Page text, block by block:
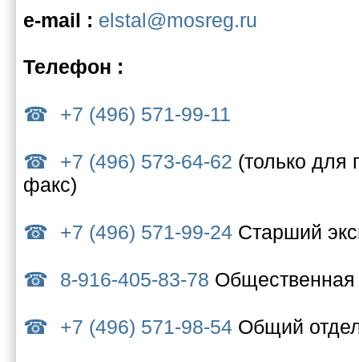
e-mail : elstal@mosreg.ru
Телефон :
+7 (496) 571-99-11
+7 (496) 573-64-62 (только для
факс)
+7 (496) 571-99-24 Старший
8-916-405-83-78 Общественная
+7 (496) 571-98-54 Общий